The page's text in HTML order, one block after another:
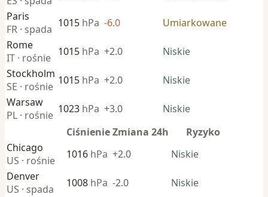
Paris
FR · spada 1015 hPa -6.0
Umiarkowane
Rome
IT · rośnie 1015 hPa +2.0
Niskie
Stockholm
SE · rośnie 1015 hPa +2.0
Niskie
Warsaw
PL · rośnie 1023 hPa +3.0
Niskie
CiśnienieZmiana 24h
Ryzyko
Chicago
US · rośnie
1016 hPa +2.0
Niskie
Denver
US · spada
1008 hPa -2.0
Niskie